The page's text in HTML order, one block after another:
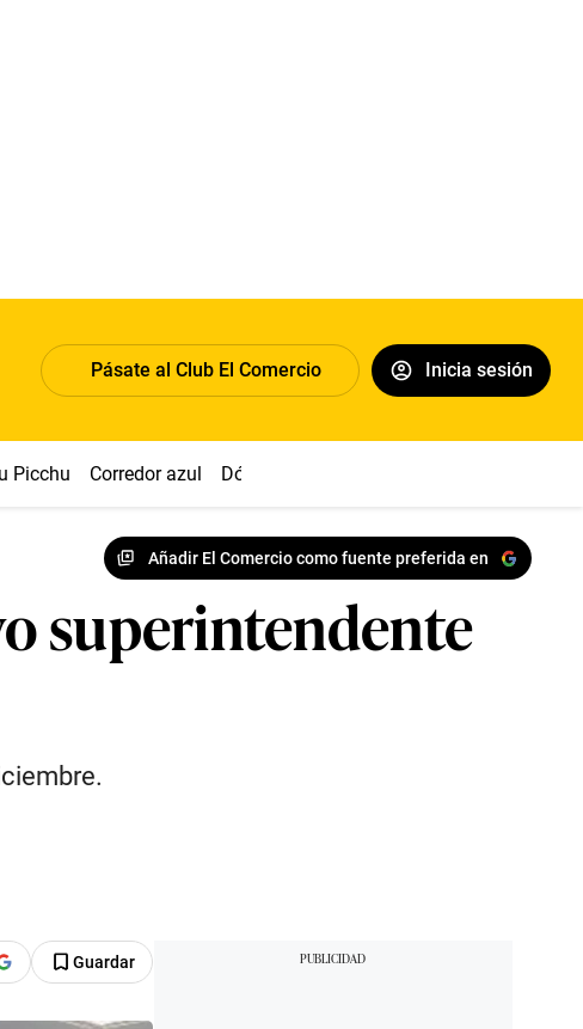
Pásate al Club El Comercio Inicia sesión
Picchu Corredor azul Dólar
Añadir El Comercio como fuente preferida en
superintendente
Guardar